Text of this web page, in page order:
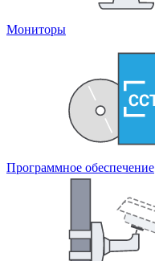
Мониторы
Программное обеспечение